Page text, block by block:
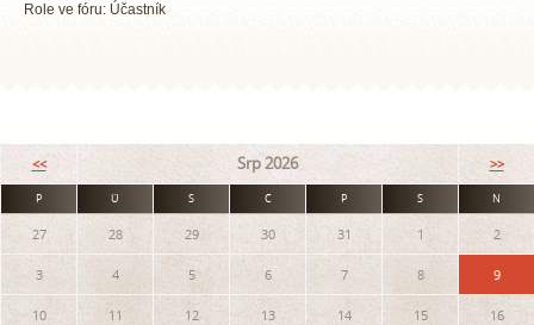
Role ve fóru: Účastník
<< Srp 2026 >>
P Ú S Č P S N
27 28 29 30 31 1 2
3 4 5 6 7 8 9
10 11 12 13 14 15 16